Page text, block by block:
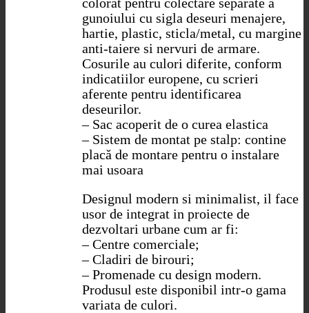
gunoiului cu sigla deseuri menajere,
hartie, plastic, sticla/metal, cu margine
anti-taiere si nervuri de armare.
Cosurile au culori diferite, conform
indicatiilor europene, cu scrieri
aferente pentru identificarea
deseurilor.
– Sac acoperit de o curea elastica
– Sistem de montat pe stalp: contine
placă de montare pentru o instalare
mai usoara
Designul modern si minimalist, il face
usor de integrat in proiecte de
dezvoltari urbane cum ar fi:
– Centre comerciale;
– Cladiri de birouri;
– Promenade cu design modern.
Produsul este disponibil intr-o gama
variata de culori.